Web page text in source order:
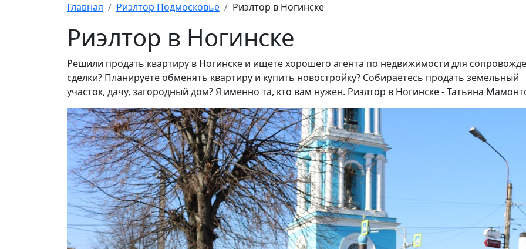
Главная
Риэлтор Подмосковье Риэлтор в Ногинске
Риэлтор в Ногинске
Решили продать квартиру в Ногинске и ищете хорошего агента по недвижимости для
сделки? Планируете обменять квартиру и купить новостройку? Собираетесь продать земельный
участок, дачу, загородный дом? Я именно та, кто вам нужен. Риэлтор в Ногинске - Татьяна